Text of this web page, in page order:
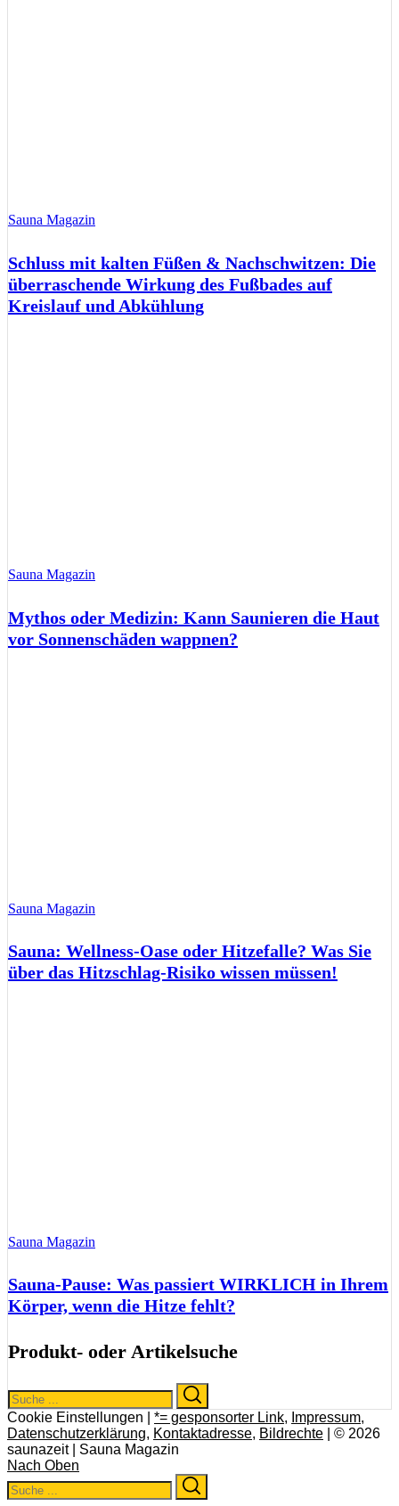
Sauna Magazin
Schluss mit kalten Füßen & Nachschwitzen: Die
überraschende Wirkung des Fußbades auf
Kreislauf und Abkühlung
Sauna Magazin
Mythos oder Medizin: Kann Saunieren die Haut
vor Sonnenschäden wappnen?
Sauna Magazin
Sauna: Wellness-Oase oder Hitzefalle? Was Sie
über das Hitzschlag-Risiko wissen müssen!
Sauna Magazin
Sauna-Pause: Was passiert WIRKLICH in Ihrem
Körper, wenn die Hitze fehlt?
Produkt- oder Artikelsuche
Search
for:
Cookie Einstellungen | *= gesponsorter Link, Impressum,
Datenschutzerklärung, Kontaktadresse, Bildrechte | © 2026
saunazeit | Sauna Magazin
Nach Oben
Search
for: